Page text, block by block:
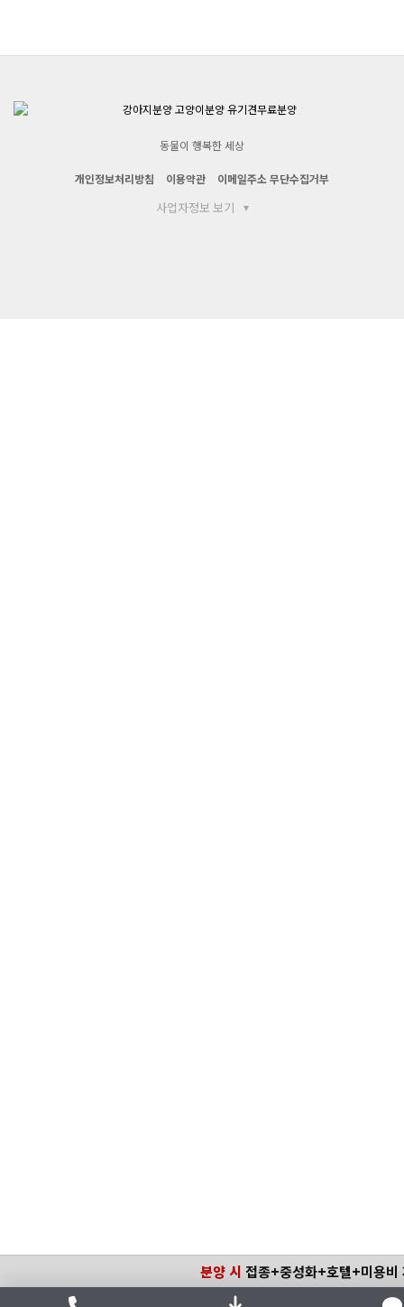
분양 시 접종+중성화+호텔+미용비
동물이 행복한 세상
개인정보처리방침 이용약관 이메일주소 무단수집거부
사업자정보 보기 ▾